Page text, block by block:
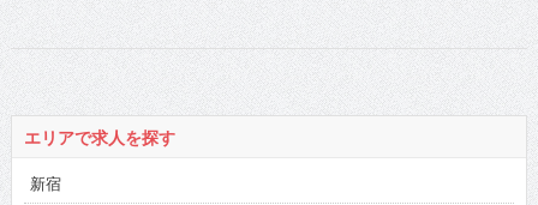
バイプレイヤーの
雄”が引っ張りだこ
の訳を紐解く
エリアで求人を探す
新宿